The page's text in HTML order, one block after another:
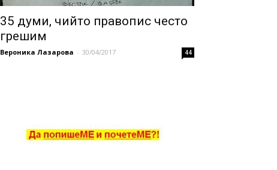
35 думи, чийто правопис често
грешим
Вероника Лазарова - 30/04/2017 44